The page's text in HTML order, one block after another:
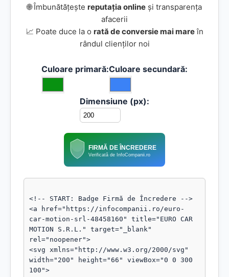
🌐 Îmbunătățește reputația online și transparența
afacerii
📈 Poate duce la o rată de conversie mai mareîn
rândul clienților noi
Culoare primară:Culoare secundară:
Dimensiune (px):
FIRMĂ DE ÎNCREDERE
Verificată de InfoCompanii.ro
<!-- START: Badge Firmă de Încredere -->
<a href="https://infocompanii.ro/euro-
car-motion-srl-48458160" title="EURO CAR
MOTION S.R.L." target="_blank"
rel="noopener">
<svg xmlns="http://www.w3.org/2000/svg"
width="200" height="66" viewBox="0 0 300
100">